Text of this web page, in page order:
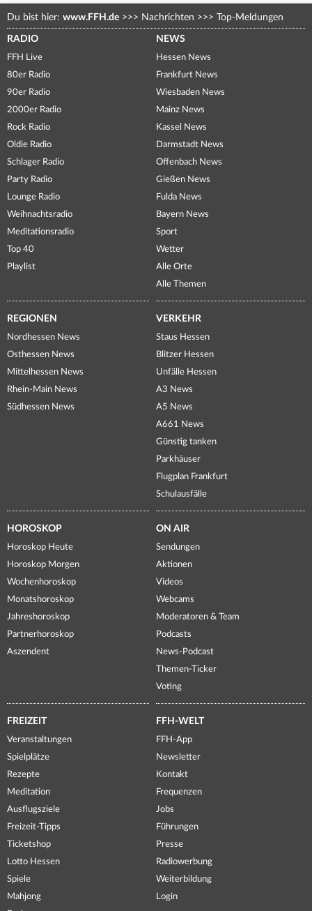
Du bist hier: www.FFH.de >>> Nachrichten >>> Top-Meldungen
RADIO
FFH Live
80er Radio
90er Radio
2000er Radio
Rock Radio
Oldie Radio
Schlager Radio
Party Radio
Lounge Radio
Weihnachtsradio
Meditationsradio
Top 40
Playlist
NEWS
Hessen News
Frankfurt News
Wiesbaden News
Mainz News
Kassel News
Darmstadt News
Offenbach News
Gießen News
Fulda News
Bayern News
Sport
Wetter
Alle Orte
Alle Themen
REGIONEN
Nordhessen News
Osthessen News
Mittelhessen News
Rhein-Main News
Südhessen News
VERKEHR
Staus Hessen
Blitzer Hessen
Unfälle Hessen
A3 News
A5 News
A661 News
Günstig tanken
Parkhäuser
Flugplan Frankfurt
Schulausfälle
HOROSKOP
Horoskop Heute
Horoskop Morgen
Wochenhoroskop
Monatshoroskop
Jahreshoroskop
Partnerhoroskop
Aszendent
ON AIR
Sendungen
Aktionen
Videos
Webcams
Moderatoren & Team
Podcasts
News-Podcast
Themen-Ticker
Voting
FREIZEIT
Veranstaltungen
Spielplätze
Rezepte
Meditation
Ausflugsziele
Freizeit-Tipps
Ticketshop
Lotto Hessen
Spiele
Mahjong
FFH-WELT
FFH-App
Newsletter
Kontakt
Frequenzen
Jobs
Führungen
Presse
Radiowerbung
Weiterbildung
Login